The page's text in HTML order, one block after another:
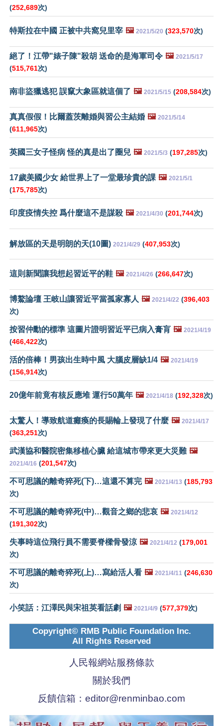
(252,689次)
特斯拉在中國 正被中共窩兒里宰 🖼️ 2021/5/20 (323,570次)
絕了！江帶"婊子陳"殺胡 送命的是海軍司令 🖼️ 2021/5/17
(515,761次)
南非盜獵逃犯 誤竄大象區就這個了 🖼️ 2021/5/15 (208,584次)
真真假假！比爾蓋茨離婚與習公主結婚 🖼️ 2021/5/14
(611,965次)
英國三女子怪病 怪的真是出了圈兒 🖼️ 2021/5/3 (197,285次)
17歲美國少女 給世界上了一堂最珍貴的課 🖼️ 2021/5/1
(175,785次)
印度疫情失控 爲什麼這不是謀殺 🖼️ 2021/4/30 (201,744次)
解放區的天是明朗的天(10圖) 2021/4/29 (407,953次)
這則新聞讓我想起習近平的鞋 🖼️ 2021/4/26 (266,647次)
博鰲論壇 王岐山讓習近平當孤家寡人 🖼️ 2021/4/22 (396,403
次)
按習仲勳的標準 這圖片證明習近平已病入膏肓 🖼️ 2021/4/19
(466,422次)
活的倍棒！男孩出生時中風 大腦皮層缺1/4 🖼️ 2021/4/19
(156,914次)
20億年前竟有核反應堆 運行50萬年 🖼️ 2021/4/18 (192,328次)
太驚人！導致航道癱瘓的長賜輪上發現了什麼 🖼️ 2021/4/17
(363,251次)
武漢協和醫院密集移植心臟 給這城市帶來更大災難 🖼️
2021/4/16 (201,547次)
不可思議的離奇猝死(下)…這還不算完 🖼️ 2021/4/13 (185,793
次)
不可思議的離奇猝死(中)…觀音之鄉的悲哀 🖼️ 2021/4/12
(191,302次)
失事時這位飛行員不需要脊樑骨發涼 🖼️ 2021/4/12 (179,001
次)
不可思議的離奇猝死(上)…寫給活人看 🖼️ 2021/4/11 (246,630
次)
小笑話：江澤民與宋祖英看話劇 🖼️ 2021/4/9 (577,379次)
Copyright© RMB Public Foundation Inc.
All Rights Reserved
人民報網站服務條款
關於我們
反饋信箱： editor@renminbao.com